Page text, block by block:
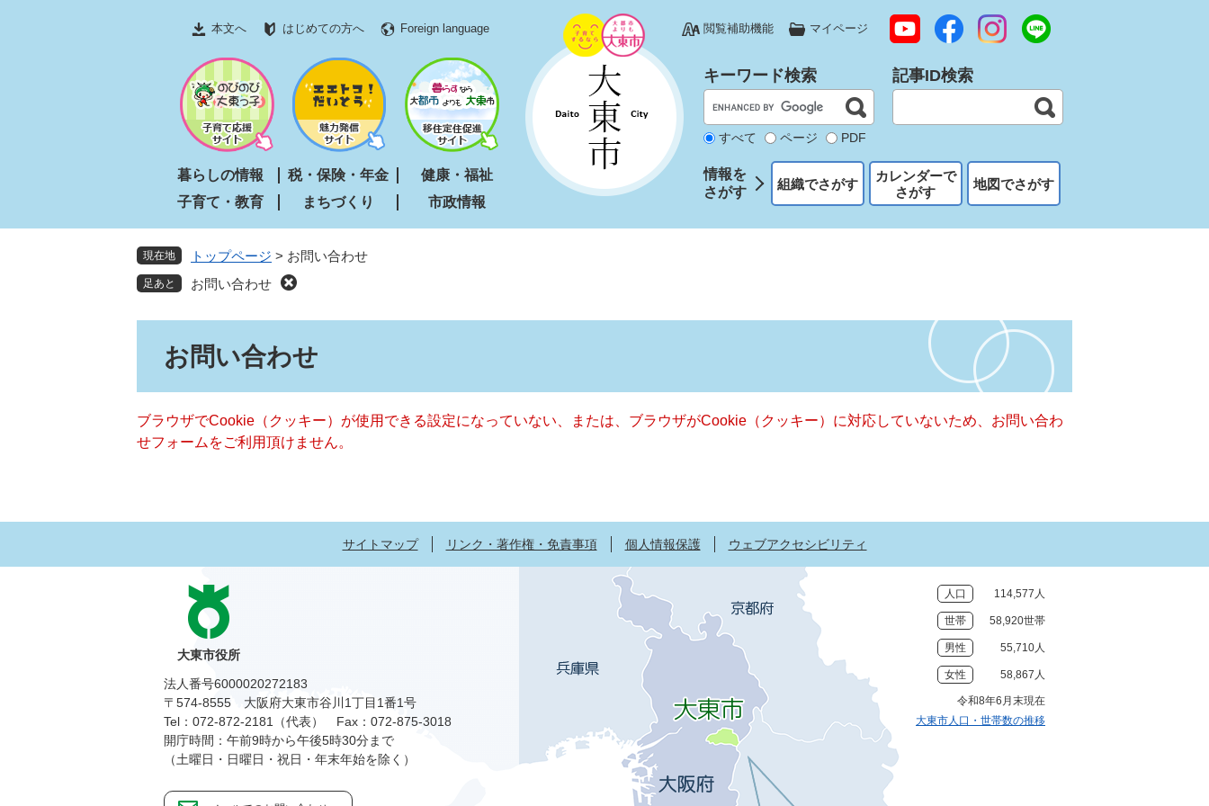
文
本文へ はじめての方へ Foreign language 閲覧補助機能 マイページ
暮らしの情報 税・保険・年金
健康・福祉
子育て・教育
まちづくり 市政情報
キーワード検索
すべて ページ PDF
記事ID検索
情報を
さがす
組織でさがす
カレンダーで
さがす
地図でさがす
現在地 トップページ > お問い合わせ
お問い合わせ
お問い合わせ
ブラウザでCookie（クッキー）が使用できる設定になっていない、または、ブラウザがCookie（クッキー）に対応していないため、お問い合わ
せフォームをご利用頂けません。
サイトマップ リンク・著作権・免責事項 個人情報保護 ウェブアクセシビリティ
人口 114,577人
世帯 58,920世帯
男性 55,710人
女性 58,867人
令和8年6月末現在
大東市人口・世帯数の推移
大東市役所
法人番号6000020272183
〒574-8555 大阪府大東市谷川1丁目1番1号
Tel：072-872-2181（代表）
Fax：072-875-3018
開庁時間：午前9時から午後5時30分まで
（土曜日・日曜日・祝日・年末年始を除く）